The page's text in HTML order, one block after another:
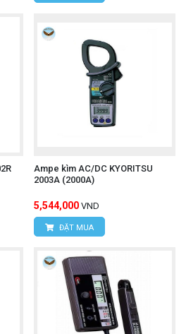
- TP HỒ CHÍ MINH
Dương Đình Cúc, Xã Tân
đo độ ồn UNI-T UT352
Ampe kìm AC/DC KYORITSU
2003A (2000A)
5,544,000 VND
ĐẶT MUA